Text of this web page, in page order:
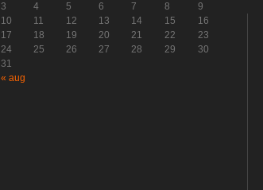
3
4 5 6 7 8
9
10
11 12 13 14 15
16
17
18 19 20 21 22
23
24
25 26 27 28 29
30
31
« aug